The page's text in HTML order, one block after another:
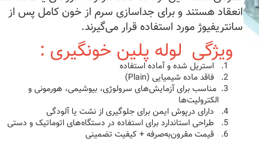
انعقاد هستند و برای جداسازی سرم از خون کامل پس از
سانتریفیوژ مورد استفاده قرار می‌گیرند.
ویژگی‌ لوله پلین خونگیری :
استریل شده و آماده استفاده
فاقد ماده شیمیایی (Plain)
مناسب برای آزمایش‌های سرولوژی، بیوشیمی، هورمونی و
الکترولیت‌ها
دارای درپوش ایمن برای جلوگیری از نشت یا آلودگی
طراحی استاندارد برای استفاده در دستگاه‌های اتوماتیک و دستی
قیمت مقرون‌به‌صرفه + کیفیت تضمینی